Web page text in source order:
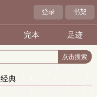
登录 书架
完本 足迹
典